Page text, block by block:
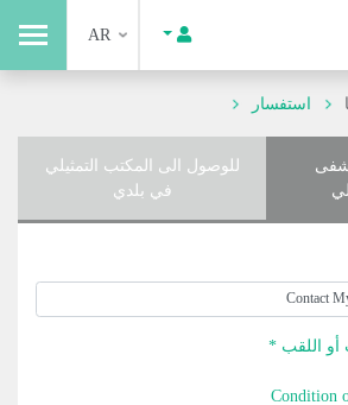
AR
استفسار
للوصول الى المكتب التمثيلي
في بلدي
اللقب *
Condition